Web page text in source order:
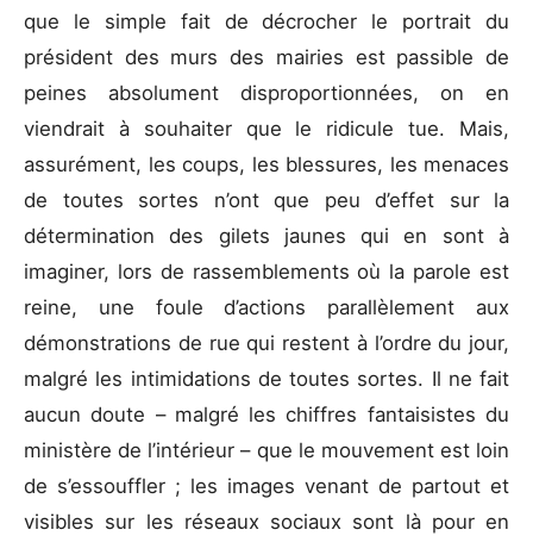
que le simple fait de décrocher le portrait du
président des murs des mairies est passible de
peines absolument disproportionnées, on en
viendrait à souhaiter que le ridicule tue. Mais,
assurément, les coups, les blessures, les menaces
de toutes sortes n’ont que peu d’effet sur la
détermination des gilets jaunes qui en sont à
imaginer, lors de rassemblements où la parole est
reine, une foule d’actions parallèlement aux
démonstrations de rue qui restent à l’ordre du jour,
malgré les intimidations de toutes sortes. Il ne fait
aucun doute – malgré les chiffres fantaisistes du
ministère de l’intérieur – que le mouvement est loin
de s’essouffler ; les images venant de partout et
visibles sur les réseaux sociaux sont là pour en